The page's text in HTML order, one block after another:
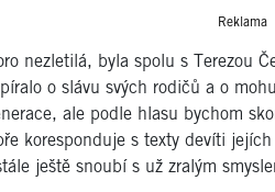
Reklama
nezletilá, byla spolu s Terezou
o slávu svých rodičů a o
ale podle hlasu bychom
koresponduje s texty devíti
ještě snoubí s už zralým